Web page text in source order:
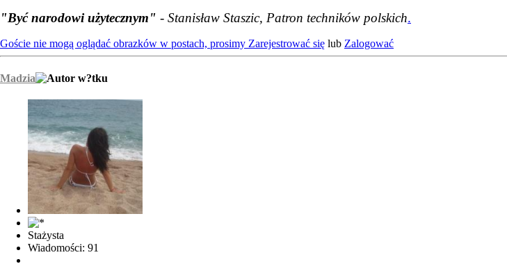
"Być narodowi użytecznym" - Stanisław Staszic, Patron techników polskich.
Goście nie mogą oglądać obrazków w postach, prosimy Zarejestrować się lub Zalogować
Madzia
Stażysta
Wiadomości: 91